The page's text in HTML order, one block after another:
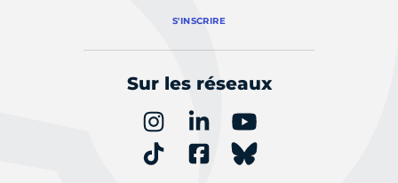
S'INSCRIRE
Sur les réseaux